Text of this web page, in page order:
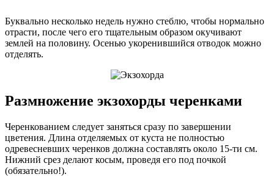
Буквально несколько недель нужно стеблю, чтобы нормально
отрасти, после чего его тщательным образом окучивают
землей на половину. Осенью укоренившийся отводок можно
отделять.
Размножение экзохорды черенками
Черенкованием следует заняться сразу по завершении
цветения. Длина отделяемых от куста не полностью
одревесневших черенков должна составлять около 15-ти см.
Нижний срез делают косым, проведя его под почкой
(обязательно!).